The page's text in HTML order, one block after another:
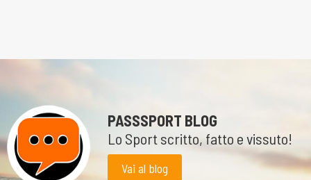
PASSSPORT BLOG
Lo Sport scritto, fatto e vissuto!
Vai al blog